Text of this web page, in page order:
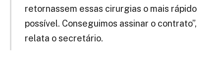
retornassem essas cirurgias o mais rápido
possível. Conseguimos assinar o contrato”,
relata o secretário.